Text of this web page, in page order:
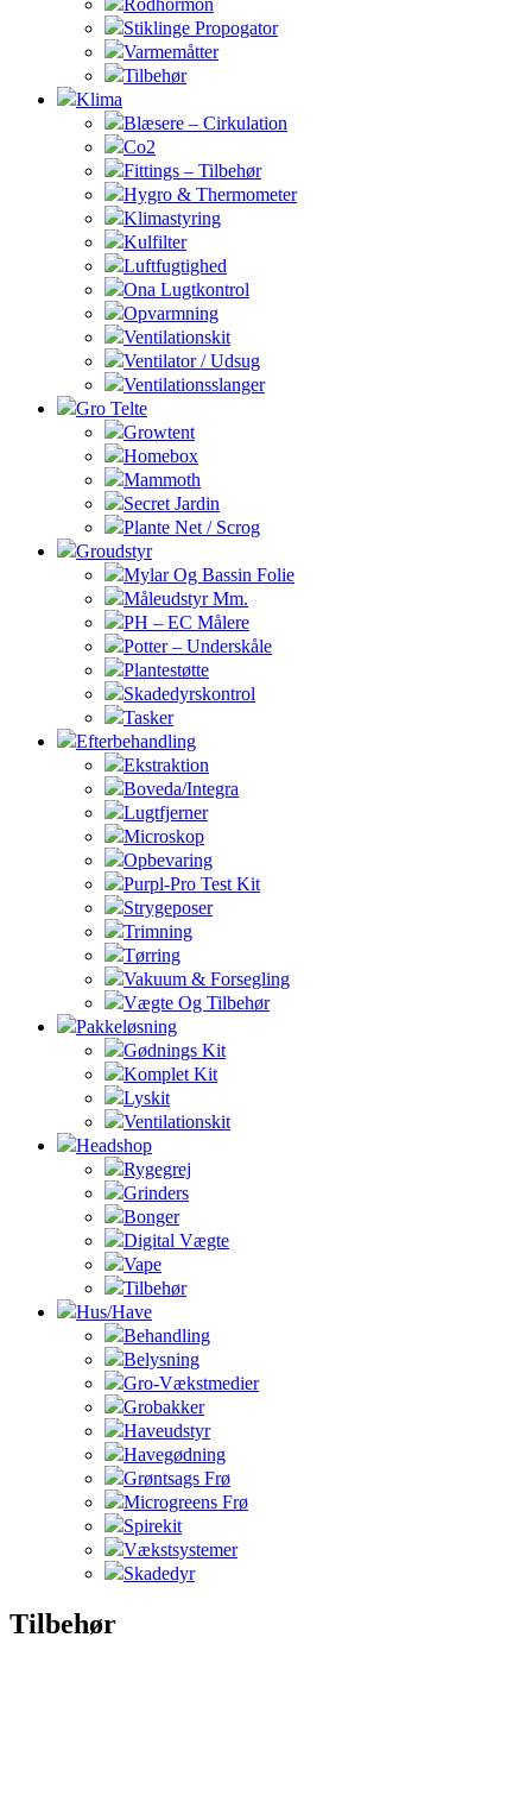
Rodhormon
Stiklinge Propogator
Varmemåtter
Tilbehør
Klima
Blæsere – Cirkulation
Co2
Fittings – Tilbehør
Hygro & Thermometer
Klimastyring
Kulfilter
Luftfugtighed
Ona Lugtkontrol
Opvarmning
Ventilationskit
Ventilator / Udsug
Ventilationsslanger
Gro Telte
Growtent
Homebox
Mammoth
Secret Jardin
Plante Net / Scrog
Groudstyr
Mylar Og Bassin Folie
Måleudstyr Mm.
PH – EC Målere
Potter – Underskåle
Plantestøtte
Skadedyrskontrol
Tasker
Efterbehandling
Ekstraktion
Boveda/Integra
Lugtfjerner
Microskop
Opbevaring
Purpl-Pro Test Kit
Strygeposer
Trimning
Tørring
Vakuum & Forsegling
Vægte Og Tilbehør
Pakkeløsning
Gødnings Kit
Komplet Kit
Lyskit
Ventilationskit
Headshop
Rygegrej
Grinders
Bonger
Digital Vægte
Vape
Tilbehør
Hus/Have
Behandling
Belysning
Gro-Vækstmedier
Grobakker
Haveudstyr
Havegødning
Grøntsags Frø
Microgreens Frø
Spirekit
Vækstsystemer
Skadedyr
Tilbehør